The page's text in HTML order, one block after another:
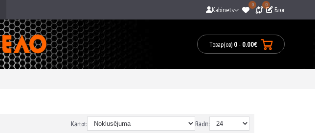
Kabinets
0 0
Блог
Товар(ов) 0- 0.00€
Kārtot: Rādīt: